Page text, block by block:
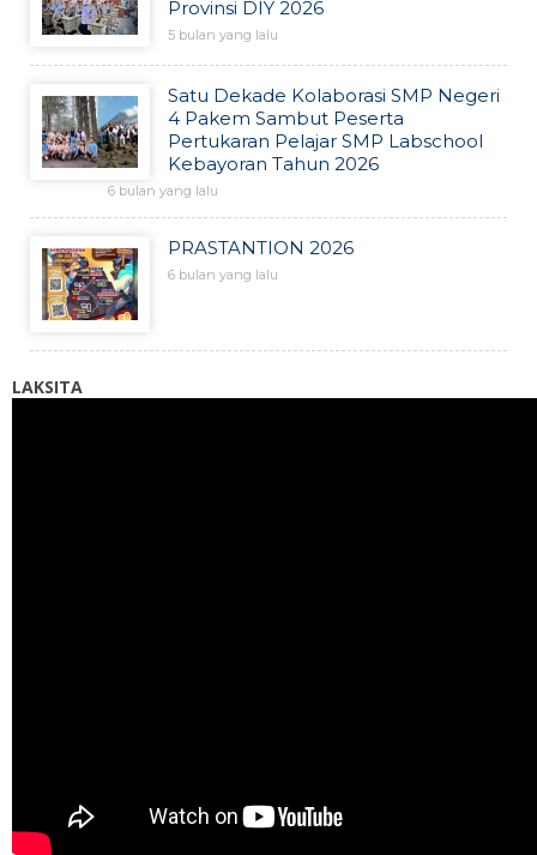
Provinsi DIY 2026
5 bulan yang lalu
Satu Dekade Kolaborasi SMP Negeri
4 Pakem Sambut Peserta
Pertukaran Pelajar SMP Labschool
Kebayoran Tahun 2026
6 bulan yang lalu
PRASTANTION 2026
6 bulan yang lalu
LAKSITA